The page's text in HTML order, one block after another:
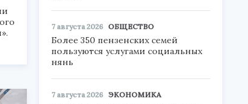
7 августа 2026 ОБЩЕСТВО
Более 350 пензенских семей
пользуются услугами социальных
нянь
7 августа 2026 ЭКОНОМИКА